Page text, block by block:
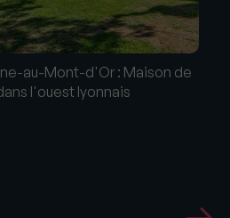
au-Mont-d'Or : Maison de
l'ouest lyonnais